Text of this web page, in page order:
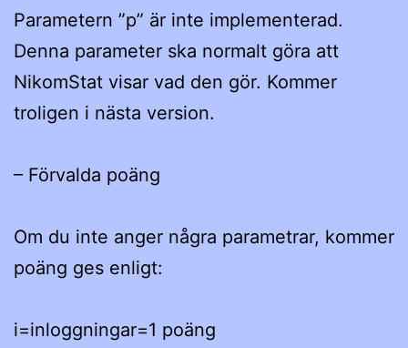
Parametern ”p” är inte implementerad.
Denna parameter ska normalt göra att
NikomStat visar vad den gör. Kommer
troligen i nästa version.
– Förvalda poäng
Om du inte anger några parametrar, kommer
poäng ges enligt:
i=inloggningar=1 poäng